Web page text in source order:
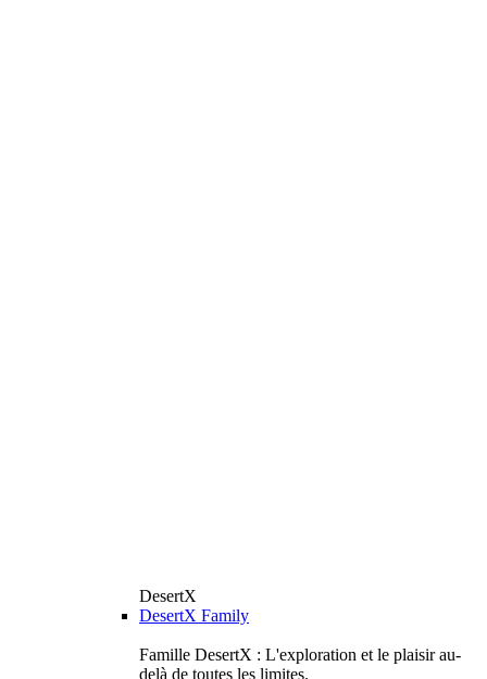
DesertX
DesertX Family
Famille DesertX : L'exploration et le plaisir au-
delà de toutes les limites.